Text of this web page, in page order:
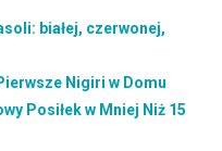
białej, czerwonej,
Nigiri w Domu
Posiłek w Mniej Niż 15